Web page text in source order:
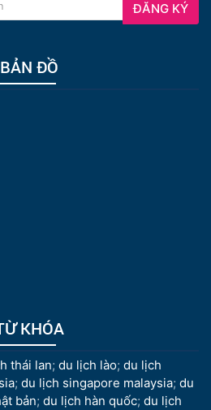
ĐĂNG KÝ
BẢN ĐỒ
KHÓA
thái lan; du lịch lào; du lịch
; du lịch singapore malaysia; du
bản; du lịch hàn quốc; du lịch